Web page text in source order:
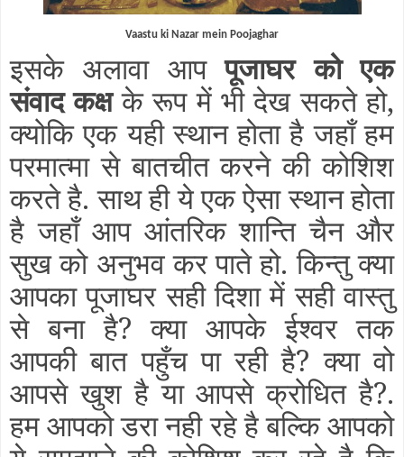
Vaastu ki Nazar mein Poojaghar
इसके अलावा आपपूजाघर को एक
संवाद कक्षके रूप में भी देख सकते हो,
क्योकि एक यही स्थान होता है जहाँ हम
परमात्मा से बातचीत करने की कोशिश
करते है. साथ ही ये एक ऐसा स्थान होता
है जहाँ आप आंतरिक शान्ति चैन और
सुख को अनुभव कर पाते हो. किन्तु क्या
आपका पूजाघर सही दिशा में सही वास्तु
से बना है? क्या आपके ईश्वर तक
आपकी बात पहुँच पा रही है? क्या वो
आपसे खुश है या आपसे क्रोधित है?.
हम आपको डरा नही रहे है बल्कि आपको